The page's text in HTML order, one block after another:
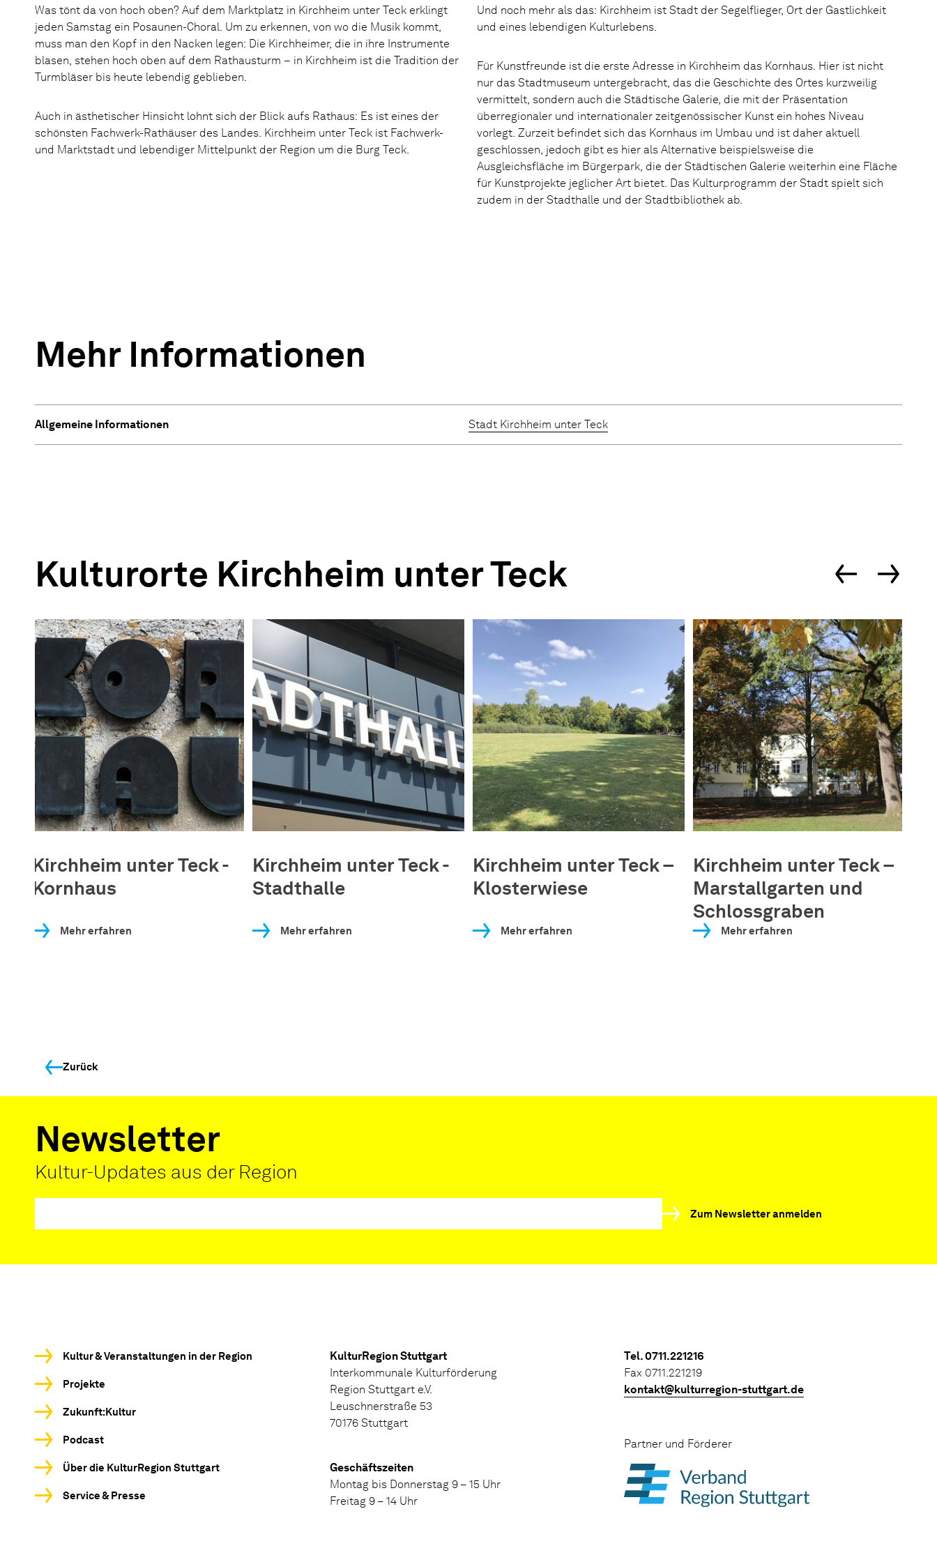
Was tönt da von hoch oben? Auf dem Marktplatz in Kirchheim unter Teck erklingt
jeden Samstag ein Posaunen-Choral. Um zu erkennen, von wo die Musik kommt,
muss man den Kopf in den Nacken legen: Die Kirchheimer, die in ihre Instrumente
blasen, stehen hoch oben auf dem Rathausturm – in Kirchheim ist die Tradition der
Turmbläser bis heute lebendig geblieben.
Auch in ästhetischer Hinsicht lohnt sich der Blick aufs Rathaus: Es ist eines der
schönsten Fachwerk-Rathäuser des Landes. Kirchheim unter Teck ist Fachwerk-
und Marktstadt und lebendiger Mittelpunkt der Region um die Burg Teck.
Und noch mehr als das: Kirchheim ist Stadt der Segelflieger, Ort der Gastlichkeit
und eines lebendigen Kulturlebens.
Für Kunstfreunde ist die erste Adresse in Kirchheim das Kornhaus. Hier ist nicht
nur das Stadtmuseum untergebracht, das die Geschichte des Ortes kurzweilig
vermittelt, sondern auch die Städtische Galerie, die mit der Präsentation
überregionaler und internationaler zeitgenössischer Kunst ein hohes Niveau
vorlegt. Zurzeit befindet sich das Kornhaus im Umbau und ist daher aktuell
geschlossen, jedoch gibt es hier als Alternative beispielsweise die
Ausgleichsfläche im Bürgerpark, die der Städtischen Galerie weiterhin eine Fläche
für Kunstprojekte jeglicher Art bietet. Das Kulturprogramm der Stadt spielt sich
zudem in der Stadthalle und der Stadtbibliothek ab.
Mehr Informationen
Allgemeine Informationen Stadt Kirchheim unter Teck
Kulturorte Kirchheim unter Teck
Kirchheim unter Teck -
Kornhaus
Mehr erfahren
Kirchheim unter Teck -
Stadthalle
Mehr erfahren
Kirchheim unter Teck –
Klosterwiese
Mehr erfahren
Kirchheim unter Teck –
Marstallgarten und
Schlossgraben
Mehr erfahren
Zurück
Newsletter
Kultur-Updates aus der Region
Zum Newsletter anmelden
Kultur & Veranstaltungen in der Region
Projekte
Zukunft:Kultur
Podcast
Über die KulturRegion Stuttgart
Service & Presse
KulturRegion Stuttgart
Interkommunale Kulturförderung
Region Stuttgart e.V.
Leuschnerstraße 53
70176 Stuttgart
Geschäftszeiten
Montag bis Donnerstag 9 – 15 Uhr
Freitag 9 – 14 Uhr
Tel. 0711.221216
Fax 0711.221219
kontakt@kulturregion-stuttgart.de
Partner und Förderer